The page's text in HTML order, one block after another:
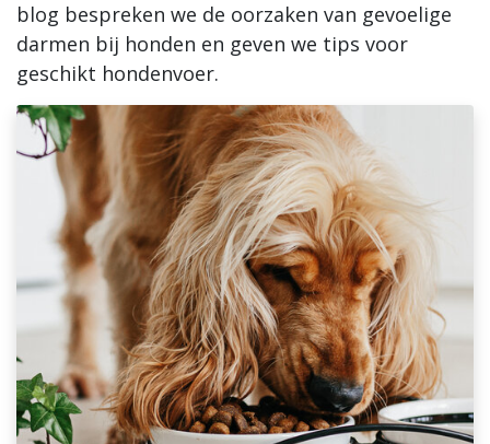
Advies
Inloggen
blog bespreken we de oorzaken van gevoelige
darmen bij honden en geven we tips voor
geschikt hondenvoer.